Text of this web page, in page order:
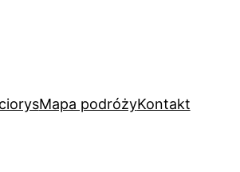
Mapa podróżyKontakt